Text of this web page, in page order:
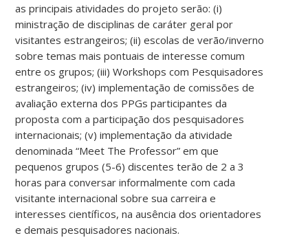
as principais atividades do projeto serão: (i)
ministração de disciplinas de caráter geral por
visitantes estrangeiros; (ii) escolas de verão/inverno
sobre temas mais pontuais de interesse comum
entre os grupos; (iii) Workshops com Pesquisadores
estrangeiros; (iv) implementação de comissões de
avaliação externa dos PPGs participantes da
proposta com a participação dos pesquisadores
internacionais; (v) implementação da atividade
denominada “Meet The Professor” em que
pequenos grupos (5-6) discentes terão de 2 a 3
horas para conversar informalmente com cada
visitante internacional sobre sua carreira e
interesses científicos, na ausência dos orientadores
e demais pesquisadores nacionais.